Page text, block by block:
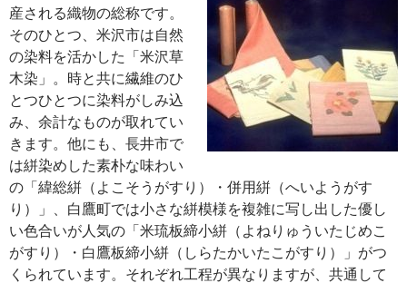
産される織物の総称です。
そのひとつ、米沢市は自然
の染料を活かした「米沢草
木染」。時と共に繊維のひ
とつひとつに染料がしみ込
み、余計なものが取れてい
きます。他にも、長井市で
は絣染めした素朴な味わい
の「緯総絣（よこそうがすり）・併用絣（へいようがす
り）」、白鷹町では小さな絣模様を複雑に写し出した優し
い色合いが人気の「米琉板締小絣（よねりゅういたじめこ
がすり）・白鷹板締小絣（しらたかいたこがすり）」がつ
くられています。それぞれ工程が異なりますが、共通して